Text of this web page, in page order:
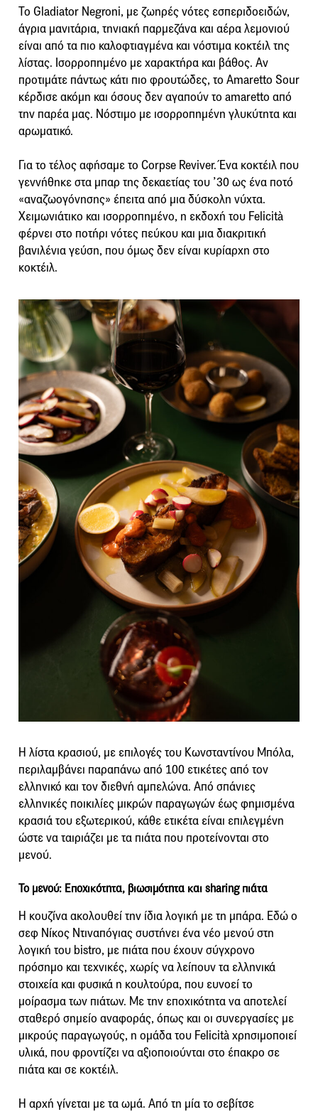
Το Gladiator Negroni, με ζωηρές νότες εσπεριδοειδών,
άγρια μανιτάρια, τηνιακή παρμεζάνα και αέρα λεμονιού
είναι από τα πιο καλοφτιαγμένα και νόστιμα κοκτέιλ της
λίστας. Ισορροπημένο με χαρακτήρα και βάθος. Αν
προτιμάτε πάντως κάτι πιο φρουτώδες, το Amaretto Sour
κέρδισε ακόμη και όσους δεν αγαπούν το amaretto από
την παρέα μας. Νόστιμο με ισορροπημένη γλυκύτητα και
αρωματικό.
Για το τέλος αφήσαμε το Corpse Reviver. Ένα κοκτέιλ που
γεννήθηκε στα μπαρ της δεκαετίας του ’30 ως ένα ποτό
«αναζωογόνησης» έπειτα από μια δύσκολη νύχτα.
Χειμωνιάτικο και ισορροπημένο, η εκδοχή του Felicità
φέρνει στο ποτήρι νότες πεύκου και μια διακριτική
βανιλένια γεύση, που όμως δεν είναι κυρίαρχη στο
κοκτέιλ.
Η λίστα κρασιού, με επιλογές του Κωνσταντίνου Μπόλα,
περιλαμβάνει παραπάνω από 100 ετικέτες από τον
ελληνικό και τον διεθνή αμπελώνα. Από σπάνιες
ελληνικές ποικιλίες μικρών παραγωγών έως φημισμένα
κρασιά του εξωτερικού, κάθε ετικέτα είναι επιλεγμένη
ώστε να ταιριάζει με τα πιάτα που προτείνονται στο
μενού.
Το μενού: Εποχικότητα, βιωσιμότητα και sharing πιάτα
Η κουζίνα ακολουθεί την ίδια λογική με τη μπάρα. Εδώ ο
σεφ Νίκος Ντιναπόγιας συστήνει ένα νέο μενού στη
λογική του bistro, με πιάτα που έχουν σύγχρονο
πρόσημο και τεχνικές, χωρίς να λείπουν τα ελληνικά
στοιχεία και φυσικά η κουλτούρα, που ευνοεί το
μοίρασμα των πιάτων. Με την εποχικότητα να αποτελεί
σταθερό σημείο αναφοράς, όπως και οι συνεργασίες με
μικρούς παραγωγούς, η ομάδα του Felicità χρησιμοποιεί
υλικά, που φροντίζει να αξιοποιούνται στο έπακρο σε
πιάτα και σε κοκτέιλ.
Η αρχή γίνεται με τα ωμά. Από τη μία το σεβίτσε